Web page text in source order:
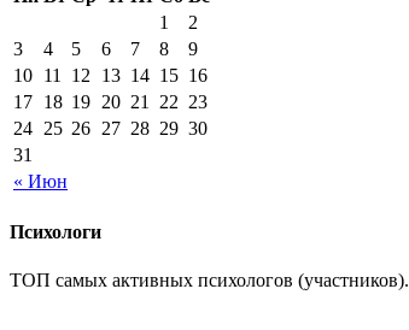
« Июн
1
2
3
4 5 6 7 8
9
10 11 12 13 14 15 16
17 18 19 20 21 22 23
24 25 26 27 28 29 30
31
Психологи
ТОП самых активных психологов (участников).